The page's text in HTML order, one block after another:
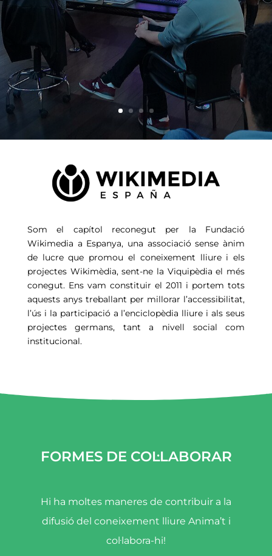
Som el capítol reconegut per la Fundació
Wikimedia a Espanya, una associació sense ànim
de lucre que promou el coneixement lliure i els
projectes Wikimèdia, sent-ne la Viquipèdia el més
conegut. Ens vam constituir el 2011 i portem tots
aquests anys treballant per millorar l’accessibilitat,
l’ús i la participació a l’enciclopèdia lliure i als seus
projectes germans, tant a nivell social com
institucional.
FORMES DE COL·LABORAR
Hi ha moltes maneres de contribuir a la
difusió del coneixement lliure Anima’t i
col·labora-hi!